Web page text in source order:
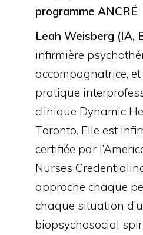
programme ANCRÉ
Leah Weisberg (IA,
infirmière
accompagnatrice,
pratique
clinique Dynamic
Toronto. Elle est
certifiée par
Nurses
approche chaque
chaque situation
biopsychosocial